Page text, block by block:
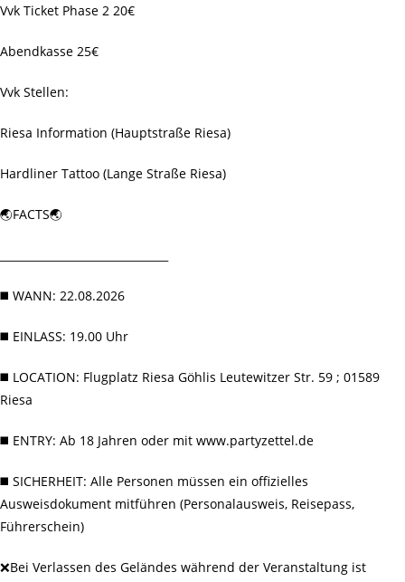
Vvk Ticket Phase 2 20€
Abendkasse 25€
Vvk Stellen:
Riesa Information (Hauptstraße Riesa)
Hardliner Tattoo (Lange Straße Riesa)
🌏FACTS🌏
◼️ WANN: 22.08.2026
◼️ EINLASS: 19.00 Uhr
◼️ LOCATION: Flugplatz Riesa Göhlis Leutewitzer Str. 59 ; 01589
Riesa
◼️ ENTRY: Ab 18 Jahren oder mit www.partyzettel.de
◼️ SICHERHEIT: Alle Personen müssen ein offizielles
Ausweisdokument mitführen (Personalausweis, Reisepass,
Führerschein)
❌Bei Verlassen des Geländes während der Veranstaltung ist